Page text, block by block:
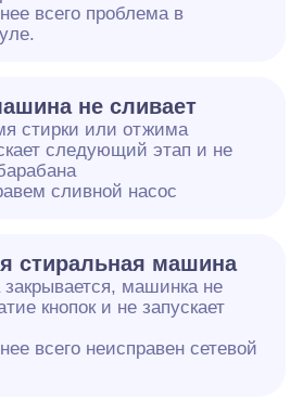
всего проблема в
не сливает
стирки или отжима
следующий этап и не
сливной насос
стиральная машина
машинка не
кнопок и не запускает
всего неисправен сетевой